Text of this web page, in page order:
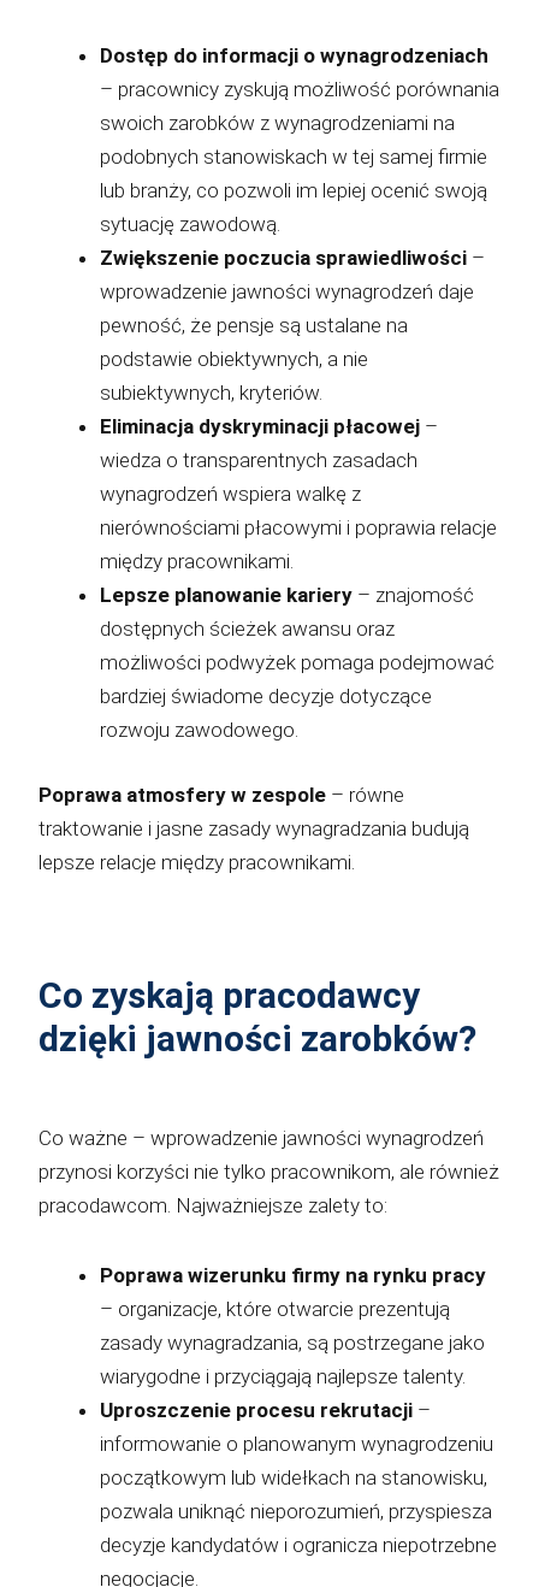
Dostęp do informacji o wynagrodzeniach
– pracownicy zyskują możliwość porównania
swoich zarobków z wynagrodzeniami na
podobnych stanowiskach w tej samej firmie
lub branży, co pozwoli im lepiej ocenić swoją
sytuację zawodową.
Zwiększenie poczucia sprawiedliwości –
wprowadzenie jawności wynagrodzeń daje
pewność, że pensje są ustalane na
podstawie obiektywnych, a nie
subiektywnych, kryteriów.
Eliminacja dyskryminacji płacowej –
wiedza o transparentnych zasadach
wynagrodzeń wspiera walkę z
nierównościami płacowymi i poprawia relacje
między pracownikami.
Lepsze planowanie kariery – znajomość
dostępnych ścieżek awansu oraz
możliwości podwyżek pomaga podejmować
bardziej świadome decyzje dotyczące
rozwoju zawodowego.
Poprawa atmosfery w zespole – równe
traktowanie i jasne zasady wynagradzania budują
lepsze relacje między pracownikami.
Co zyskają pracodawcy
dzięki jawności zarobków?
Co ważne – wprowadzenie jawności wynagrodzeń
przynosi korzyści nie tylko pracownikom, ale również
pracodawcom. Najważniejsze zalety to:
Poprawa wizerunku firmy na rynku pracy
– organizacje, które otwarcie prezentują
zasady wynagradzania, są postrzegane jako
wiarygodne i przyciągają najlepsze talenty.
Uproszczenie procesu rekrutacji –
informowanie o planowanym wynagrodzeniu
początkowym lub widełkach na stanowisku,
pozwala uniknąć nieporozumień, przyspiesza
decyzje kandydatów i ogranicza niepotrzebne
negocjacje.